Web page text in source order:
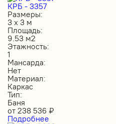
КРБ - 3357
Размеры:
3 х 3 м
Площадь:
9.53 м2
Этажность:
1
Мансарда:
Нет
Материал:
Каркас
Тип:
Баня
от 238 536 ₽
Подробнее